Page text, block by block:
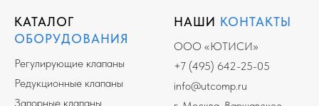
КАТАЛОГ
ОБОРУДОВАНИЯ
Регулирующие клапаны
Редукционные клапаны
Запорные клапаны
НАШИ КОНТАКТЫ
ООО «ЮТИСИ»
+7 (495) 642-25-05
info@utcomp.ru